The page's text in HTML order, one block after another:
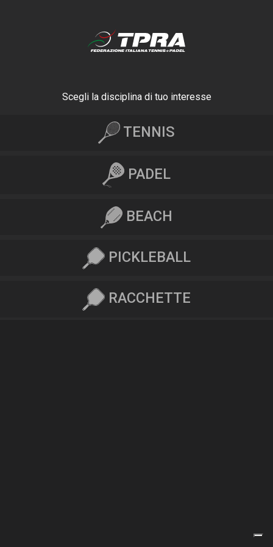
Scegli la disciplina di tuo interesse
TENNIS
PADEL
BEACH
PICKLEBALL
RACCHETTE